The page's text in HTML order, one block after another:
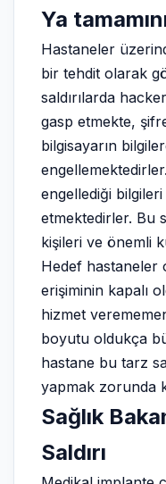
Ya
Hastaneler
bir tehdit olarak
saldırılarda
gasp etmekte,
bilgisayarın
engellediği
etmektedirler. Bu
kişileri ve önemli
Hedef hastaneler
erişiminin kapalı
hizmet
boyutu oldukça
hastane bu tarz
yapmak zorunda
Sağlık
Saldırı